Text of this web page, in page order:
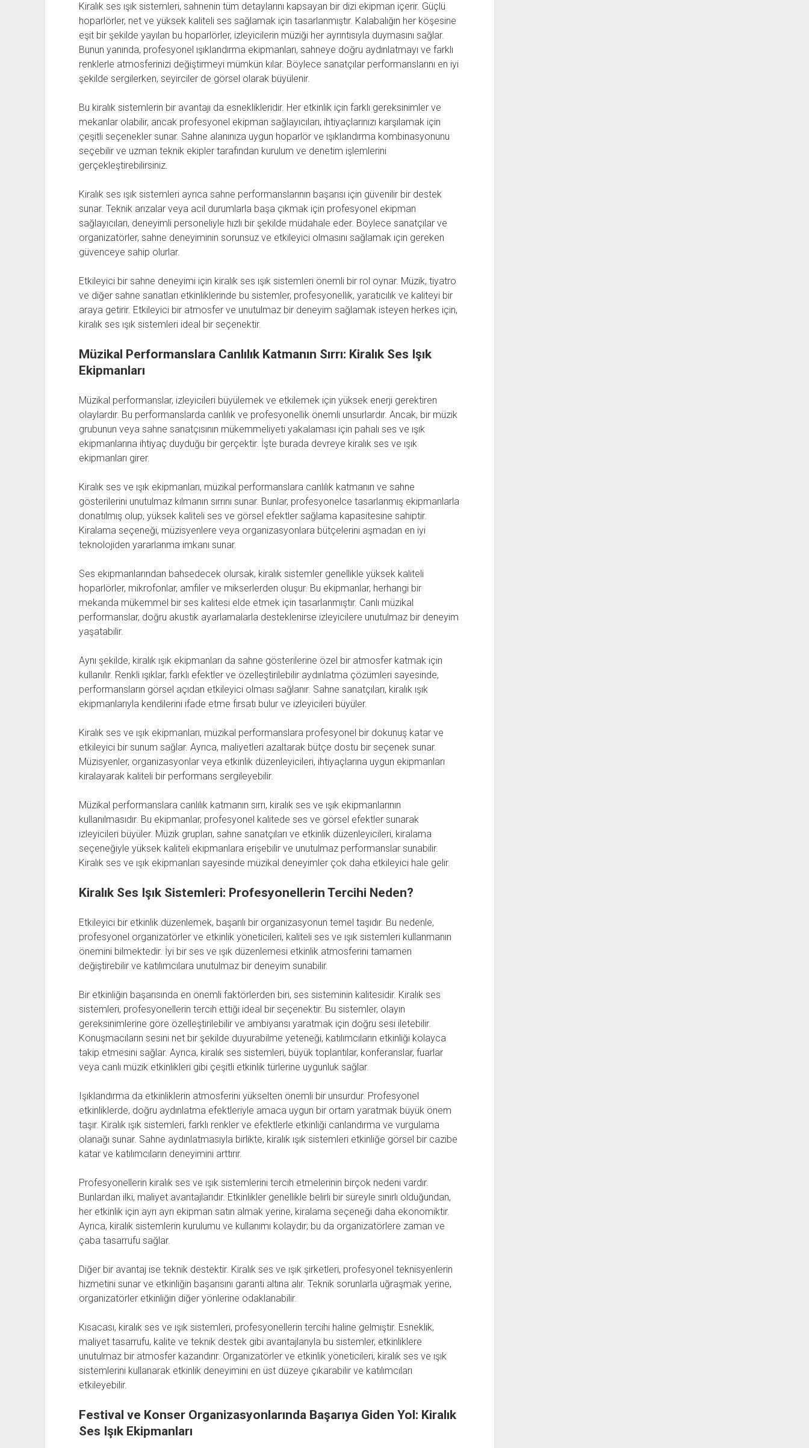
Kiralık ses ışık sistemleri, sahnenin tüm detaylarını kapsayan bir dizi ekipman içerir. Güçlü
hoparlörler, net ve yüksek kaliteli ses sağlamak için tasarlanmıştır. Kalabalığın her köşesine
eşit bir şekilde yayılan bu hoparlörler, izleyicilerin müziği her ayrıntısıyla duymasını sağlar.
Bunun yanında, profesyonel ışıklandırma ekipmanları, sahneye doğru aydınlatmayı ve farklı
renklerle atmosferinizi değiştirmeyi mümkün kılar. Böylece sanatçılar performanslarını en iyi
şekilde sergilerken, seyirciler de görsel olarak büyülenir.
Bu kiralık sistemlerin bir avantajı da esneklikleridir. Her etkinlik için farklı gereksinimler ve
mekanlar olabilir, ancak profesyonel ekipman sağlayıcıları, ihtiyaçlarınızı karşılamak için
çeşitli seçenekler sunar. Sahne alanınıza uygun hoparlör ve ışıklandırma kombinasyonunu
seçebilir ve uzman teknik ekipler tarafından kurulum ve denetim işlemlerini
gerçekleştirebilirsiniz.
Kiralık ses ışık sistemleri ayrıca sahne performanslarının başarısı için güvenilir bir destek
sunar. Teknik arızalar veya acil durumlarla başa çıkmak için profesyonel ekipman
sağlayıcıları, deneyimli personeliyle hızlı bir şekilde müdahale eder. Böylece sanatçılar ve
organizatörler, sahne deneyiminin sorunsuz ve etkileyici olmasını sağlamak için gereken
güvenceye sahip olurlar.
Etkileyici bir sahne deneyimi için kiralık ses ışık sistemleri önemli bir rol oynar. Müzik, tiyatro
ve diğer sahne sanatları etkinliklerinde bu sistemler, profesyonellik, yaratıcılık ve kaliteyi bir
araya getirir. Etkileyici bir atmosfer ve unutulmaz bir deneyim sağlamak isteyen herkes için,
kiralık ses ışık sistemleri ideal bir seçenektir.
Müzikal Performanslara Canlılık Katmanın Sırrı: Kiralık Ses Işık
Ekipmanları
Müzikal performanslar, izleyicileri büyülemek ve etkilemek için yüksek enerji gerektiren
olaylardır. Bu performanslarda canlılık ve profesyonellik önemli unsurlardır. Ancak, bir müzik
grubunun veya sahne sanatçısının mükemmeliyeti yakalaması için pahalı ses ve ışık
ekipmanlarına ihtiyaç duyduğu bir gerçektir. İşte burada devreye kiralık ses ve ışık
ekipmanları girer.
Kiralık ses ve ışık ekipmanları, müzikal performanslara canlılık katmanın ve sahne
gösterilerini unutulmaz kılmanın sırrını sunar. Bunlar, profesyonelce tasarlanmış ekipmanlarla
donatılmış olup, yüksek kaliteli ses ve görsel efektler sağlama kapasitesine sahiptir.
Kiralama seçeneği, müzisyenlere veya organizasyonlara bütçelerini aşmadan en iyi
teknolojiden yararlanma imkanı sunar.
Ses ekipmanlarından bahsedecek olursak, kiralık sistemler genellikle yüksek kaliteli
hoparlörler, mikrofonlar, amfiler ve mikserlerden oluşur. Bu ekipmanlar, herhangi bir
mekanda mükemmel bir ses kalitesi elde etmek için tasarlanmıştır. Canlı müzikal
performanslar, doğru akustik ayarlamalarla desteklenirse izleyicilere unutulmaz bir deneyim
yaşatabilir.
Aynı şekilde, kiralık ışık ekipmanları da sahne gösterilerine özel bir atmosfer katmak için
kullanılır. Renkli ışıklar, farklı efektler ve özelleştirilebilir aydınlatma çözümleri sayesinde,
performansların görsel açıdan etkileyici olması sağlanır. Sahne sanatçıları, kiralık ışık
ekipmanlarıyla kendilerini ifade etme fırsatı bulur ve izleyicileri büyüler.
Kiralık ses ve ışık ekipmanları, müzikal performanslara profesyonel bir dokunuş katar ve
etkileyici bir sunum sağlar. Ayrıca, maliyetleri azaltarak bütçe dostu bir seçenek sunar.
Müzisyenler, organizasyonlar veya etkinlik düzenleyicileri, ihtiyaçlarına uygun ekipmanları
kiralayarak kaliteli bir performans sergileyebilir.
Müzikal performanslara canlılık katmanın sırrı, kiralık ses ve ışık ekipmanlarının
kullanılmasıdır. Bu ekipmanlar, profesyonel kalitede ses ve görsel efektler sunarak
izleyicileri büyüler. Müzik grupları, sahne sanatçıları ve etkinlik düzenleyicileri, kiralama
seçeneğiyle yüksek kaliteli ekipmanlara erişebilir ve unutulmaz performanslar sunabilir.
Kiralık ses ve ışık ekipmanları sayesinde müzikal deneyimler çok daha etkileyici hale gelir.
Kiralık Ses Işık Sistemleri: Profesyonellerin Tercihi Neden?
Etkileyici bir etkinlik düzenlemek, başarılı bir organizasyonun temel taşıdır. Bu nedenle,
profesyonel organizatörler ve etkinlik yöneticileri, kaliteli ses ve ışık sistemleri kullanmanın
önemini bilmektedir. İyi bir ses ve ışık düzenlemesi etkinlik atmosferini tamamen
değiştirebilir ve katılımcılara unutulmaz bir deneyim sunabilir.
Bir etkinliğin başarısında en önemli faktörlerden biri, ses sisteminin kalitesidir. Kiralık ses
sistemleri, profesyonellerin tercih ettiği ideal bir seçenektir. Bu sistemler, olayın
gereksinimlerine göre özelleştirilebilir ve ambiyansı yaratmak için doğru sesi iletebilir.
Konuşmacıların sesini net bir şekilde duyurabilme yeteneği, katılımcıların etkinliği kolayca
takip etmesini sağlar. Ayrıca, kiralık ses sistemleri, büyük toplantılar, konferanslar, fuarlar
veya canlı müzik etkinlikleri gibi çeşitli etkinlik türlerine uygunluk sağlar.
Işıklandırma da etkinliklerin atmosferini yükselten önemli bir unsurdur. Profesyonel
etkinliklerde, doğru aydınlatma efektleriyle amaca uygun bir ortam yaratmak büyük önem
taşır. Kiralık ışık sistemleri, farklı renkler ve efektlerle etkinliği canlandırma ve vurgulama
olanağı sunar. Sahne aydınlatmasıyla birlikte, kiralık ışık sistemleri etkinliğe görsel bir cazibe
katar ve katılımcıların deneyimini arttırır.
Profesyonellerin kiralık ses ve ışık sistemlerini tercih etmelerinin birçok nedeni vardır.
Bunlardan ilki, maliyet avantajlarıdır. Etkinlikler genellikle belirli bir süreyle sınırlı olduğundan,
her etkinlik için ayrı ayrı ekipman satın almak yerine, kiralama seçeneği daha ekonomiktir.
Ayrıca, kiralık sistemlerin kurulumu ve kullanımı kolaydır; bu da organizatörlere zaman ve
çaba tasarrufu sağlar.
Diğer bir avantaj ise teknik destektir. Kiralık ses ve ışık şirketleri, profesyonel teknisyenlerin
hizmetini sunar ve etkinliğin başarısını garanti altına alır. Teknik sorunlarla uğraşmak yerine,
organizatörler etkinliğin diğer yönlerine odaklanabilir.
Kısacası, kiralık ses ve ışık sistemleri, profesyonellerin tercihi haline gelmiştir. Esneklik,
maliyet tasarrufu, kalite ve teknik destek gibi avantajlarıyla bu sistemler, etkinliklere
unutulmaz bir atmosfer kazandırır. Organizatörler ve etkinlik yöneticileri, kiralık ses ve ışık
sistemlerini kullanarak etkinlik deneyimini en üst düzeye çıkarabilir ve katılımcıları
etkileyebilir.
Festival ve Konser Organizasyonlarında Başarıya Giden Yol: Kiralık
Ses Işık Ekipmanları